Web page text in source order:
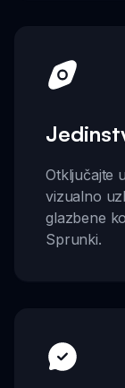
Otključajte
vizualno
glazbene
Sprunki.